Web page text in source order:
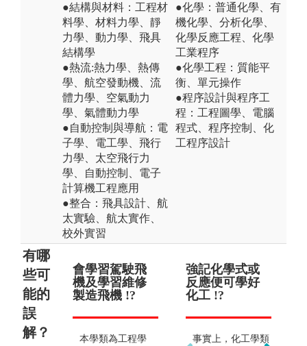
●結構與材料：工程材
料學、材料力學、靜
力學、動力學、飛具
結構學
●熱流:熱力學、熱傳
學、航空發動機、流
體力學、空氣動力
學、氣體動力學
●自動控制與導航：電
子學、電工學、飛行
力學、太空飛行力
學、自動控制、電子
計算機工程應用
●整合：飛具設計、航
太實驗、航太實作、
校外實習
●化學：普通化學、有
機化學、分析化學、
化學反應工程、化學
工業程序
●化學工程：質能平
衡、單元操作
●程序設計與程序工
程：工程圖學、電腦
程式、程序控制、化
工程序設計
有哪
些可
能的
誤
解？
會學習駕駛飛
機及學習維修
製造飛機 !?
本學類為工程學
未來出路是否
只能在航空公
司 !?
本學類培養專業的
強記化學式或
反應便可學好
化工 !?
事實上，化工學類